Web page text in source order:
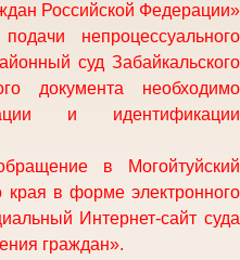
Российской Федерации»
непроцессуального
суд Забайкальского
документа необходимо
и идентификации
в
Могойтуйский
края в форме электронного
Интернет-сайт суда
граждан».